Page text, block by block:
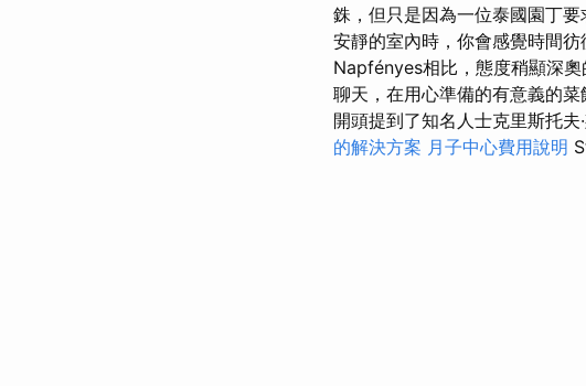
銖，但只是因為一位泰國園丁
安靜的室內時，你會感覺時間
Napfényes相比，態度稍顯深
聊天，在用心準備的有意義的
開頭提到了知名人士克里斯托
的解決方案 月子中心費用說明